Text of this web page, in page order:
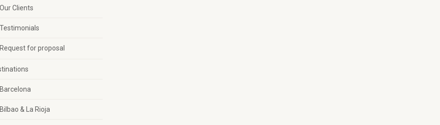
Our Clients
Testimonials
Request for proposal
Barcelona
Bilbao & La Rioja